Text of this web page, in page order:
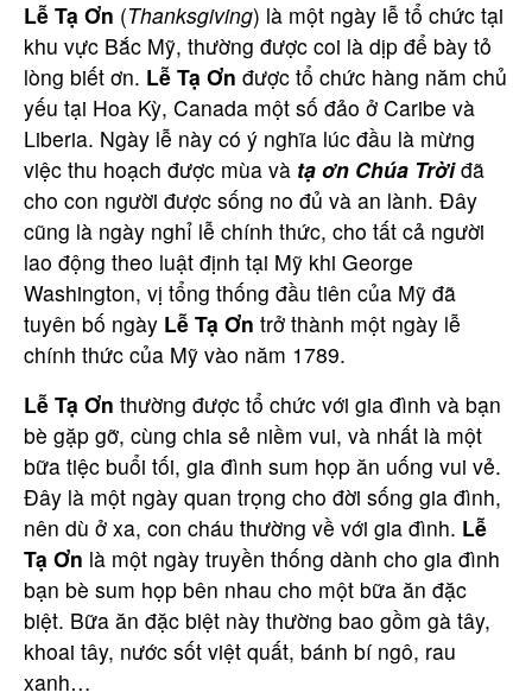
Lễ Tạ Ơn (Thanksgiving) là một ngày lễ tổ chức tại
khu vực Bắc Mỹ, thường được coi là dịp để bày tỏ
lòng biết ơn. Lễ Tạ Ơn được tổ chức hàng năm chủ
yếu tại Hoa Kỳ, Canada một số đảo ở Caribe và
Liberia. Ngày lễ này có ý nghĩa lúc đầu là mừng
việc thu hoạch được mùa và tạ ơn Chúa Trờiđã
cho con người được sống no đủ và an lành. Đây
cũng là ngày nghỉ lễ chính thức, cho tất cả người
lao động theo luật định tại Mỹ khi George
Washington, vị tổng thống đầu tiên của Mỹ đã
tuyên bố ngày Lễ Tạ Ơn trở thành một ngày lễ
chính thức của Mỹ vào năm 1789.
Lễ Tạ Ơn thường được tổ chức với gia đình và bạn
bè gặp gỡ, cùng chia sẻ niềm vui, và nhất là một
bữa tiệc buổi tối, gia đình sum họp ăn uống vui vẻ.
Đây là một ngày quan trọng cho đời sống gia đình,
nên dù ở xa, con cháu thường về với gia đình. Lễ
Tạ Ơn là một ngày truyền thống dành cho gia đình
bạn bè sum họp bên nhau cho một bữa ăn đặc
biệt. Bữa ăn đặc biệt này thường bao gồm gà tây,
khoai tây, nước sốt việt quất, bánh bí ngô, rau
xanh…